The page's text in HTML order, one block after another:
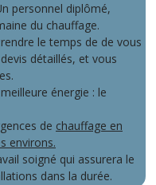
personnel diplômé,
du chauffage.
le temps de de vous
détaillés, et vous
énergie : le
de chauffage en
environs.
soigné qui assurera le
dans la durée.